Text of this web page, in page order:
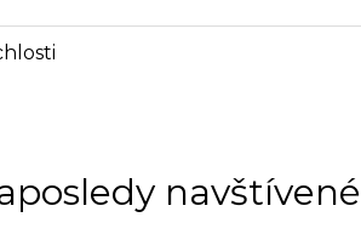
navštívené